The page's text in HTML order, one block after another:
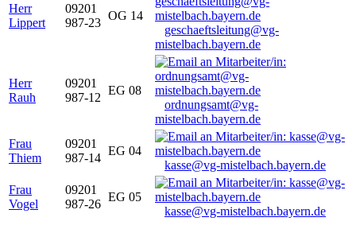
Herr
Lippert
09201
987-23
OG 14
geschaeftsleitung@vg-
mistelbach.bayern.de
Herr
Rauh
09201
987-12
EG 08
ordnungsamt@vg-
mistelbach.bayern.de
Frau
Thiem
09201
987-14
EG 04
kasse@vg-mistelbach.bayern.de
Frau
Vogel
09201
987-26
EG 05
kasse@vg-mistelbach.bayern.de